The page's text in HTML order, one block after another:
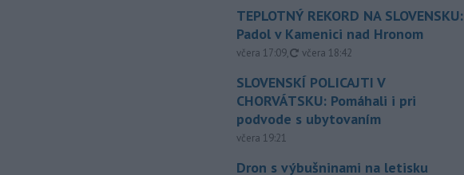
TEPLOTNÝ REKORD NA SLOVENSKU:
Padol v Kamenici nad Hronom
včera 17:09, aktualizované
včera 18:42
SLOVENSKÍ POLICAJTI V
CHORVÁTSKU: Pomáhali i pri
podvode s ubytovaním
včera 19:21
Dron s výbušninami na letisku